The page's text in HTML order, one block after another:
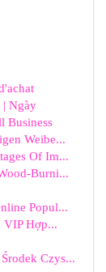
| Ngày
Business
Weibe...
Of Im...
Burni...
Popul...
VIP Hợp...
Czys...